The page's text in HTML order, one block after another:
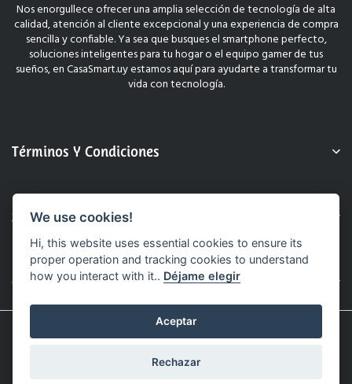
Nos enorgullece ofrecer una amplia selección de tecnología de alta
calidad, atención al cliente excepcional y una experiencia de compra
sencilla y confiable. Ya sea que busques el smartphone perfecto,
soluciones inteligentes para tu hogar o el equipo gamer de tus
sueños, en CasaSmart.uy estamos aquí para ayudarte a transformar tu
vida con tecnología.
Términos Y Condiciones
Sobre Nosotros
Contacto
© 2025 CasaSmart.uy. Todos Los Derechos Reservados.
Sitio Web Realizado Por Hashtag.
We use cookies!
Hi, this website uses essential cookies to ensure its
proper operation and tracking cookies to understand
how you interact with it.. Déjame elegir
Aceptar
Rechazar